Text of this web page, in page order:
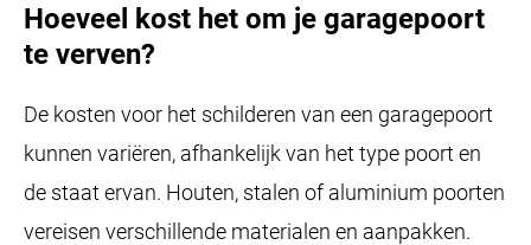
Hoeveel kost het om je garagepoort
te verven?
De kosten voor het schilderen van een garagepoort
kunnen variëren, afhankelijk van het type poort en
de staat ervan. Houten, stalen of aluminium poorten
vereisen verschillende materialen en aanpakken.